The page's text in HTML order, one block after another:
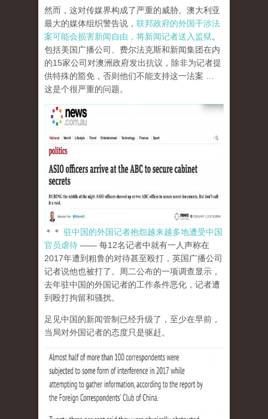
然而，这对传媒界构成了严重的威胁。澳大利亚
最大的媒体组织警告说， 联邦政府的外国干涉法
案可能会损害新闻自由，将新闻记者送入监狱。
包括美国广播公司、费尔法克斯和新闻集团在内
的15家公司对澳洲政府发出抗议，除非为记者提
供特殊的豁免，否则他们不能支持这一法案 …
这是个很严重的问题。
＊＊ 驻中国的外国记者抱怨越来越多地遭受中国
官员虐待 —— 每12名记者中就有一人声称在
2017年遭到粗鲁的对待甚至殴打，英国广播公司
记者说他也被打了。周二公布的一项调查显示，
去年驻中国的外国记者的工作条件恶化，记者遭
到殴打拘留和骚扰。
足见中国的新闻管制已经升级了，至少在早前，
当局对外国记者的态度只是驱赶。